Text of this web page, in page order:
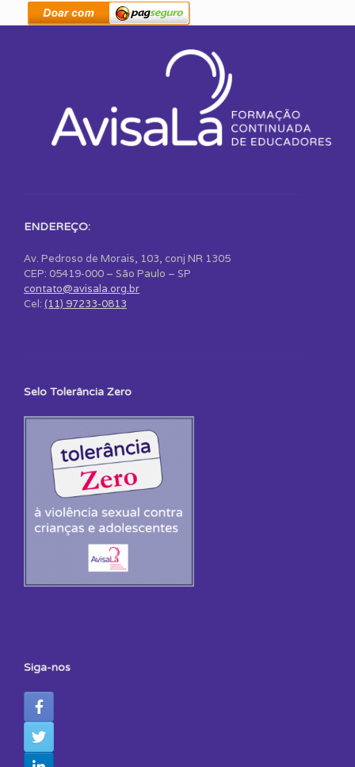
ENDEREÇO:
Av. Pedroso de Morais, 103, conj NR 1305
CEP: 05419-000 – São Paulo – SP
contato@avisala.org.br
Cel: (11) 97233-0813
Selo Tolerância Zero
Siga-nos